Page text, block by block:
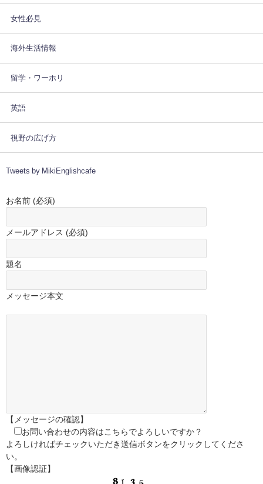
女性必見
海外生活情報
留学・ワーホリ
英語
視野の広げ方
Tweets by MikiEnglishcafe
お名前 (必須)
メールアドレス (必須)
題名
メッセージ本文
【メッセージの確認】
お問い合わせの内容はこちらでよろしいですか？
よろしければチェックいただき送信ボタンをクリックしてくださ
い。
【画像認証】